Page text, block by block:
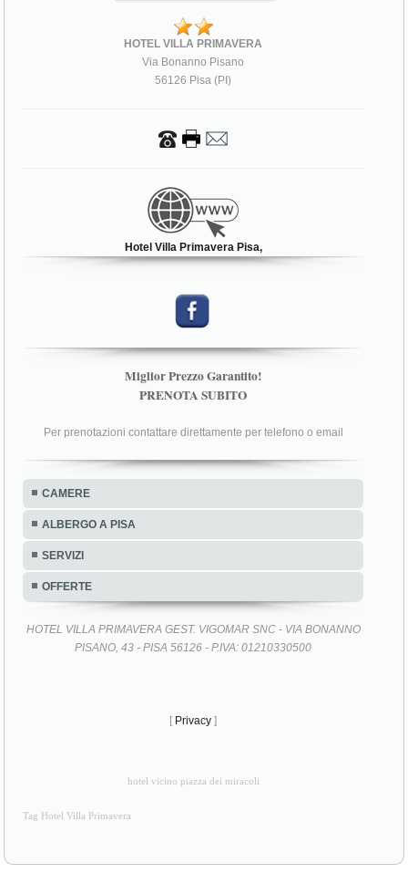
HOTEL VILLA PRIMAVERA
Via Bonanno Pisano
56126 Pisa (PI)
Hotel Villa Primavera Pisa,
Miglior Prezzo Garantito!
PRENOTA SUBITO
Per prenotazioni contattare direttamente per telefono o email
CAMERE
ALBERGO A PISA
SERVIZI
OFFERTE
HOTEL VILLA PRIMAVERA GEST. VIGOMAR SNC - VIA BONANNO
PISANO, 43 - PISA 56126 - P.IVA: 01210330500
[ Privacy ]
hotel vicino piazza dei miracoli
Tag Hotel Villa Primavera